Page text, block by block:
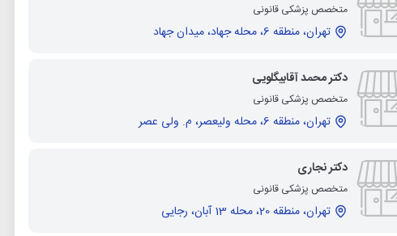
متخصص پزشکی قانونی
تهران، منطقه 6، محله جهاد، میدان جهاد
دکتر محمد آقابیگلویی
متخصص پزشکی قانونی
تهران، منطقه 6، محله ولیعصر، م. ولی عصر
دکتر نجاری
متخصص پزشکی قانونی
تهران، منطقه 20، محله 13 آبان، رجایی